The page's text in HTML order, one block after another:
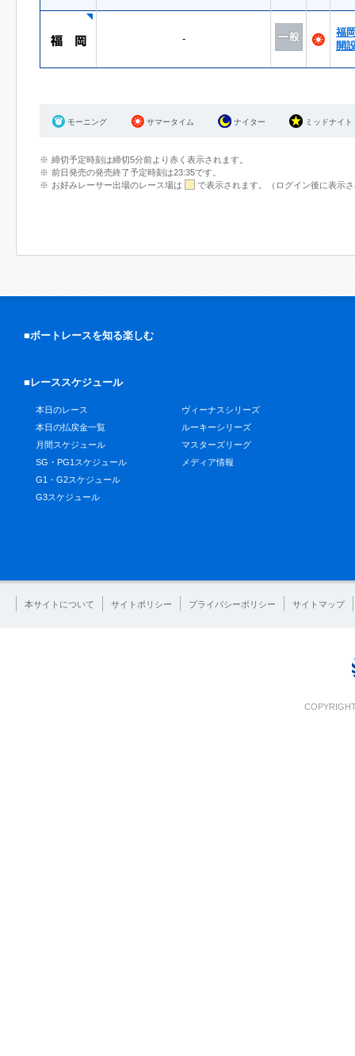
-
福
開
モーニング サマータイム ナイター ミッドナイト
締切予定時刻は締切5分前より赤く表示されます。
前日発売の発売終了予定時刻は23:35です。
お好みレーサー出場のレース場は
で表示されます。（ログイン後に表示
■ボートレースを知る楽しむ
■レーススケジュール
本日のレース
本日の払戻金一覧
月間スケジュール
SG・PG1スケジュール
G1・G2スケジュール
G3スケジュール
ヴィーナスシリーズ
ルーキーシリーズ
マスターズリーグ
メディア情報
本サイトについて サイトポリシー プライバシーポリシー サイトマップ